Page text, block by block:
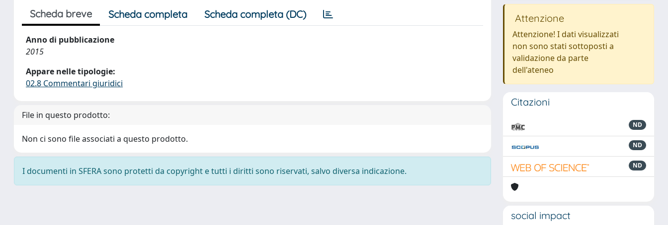
Scheda breve Scheda completa Scheda completa (DC)
Anno di pubblicazione
2015
Appare nelle tipologie:
02.8 Commentari giuridici
File in questo prodotto:
Non ci sono file associati a questo prodotto.
I documenti in SFERA sono protetti da copyright e tutti i diritti sono riservati, salvo diversa indicazione.
Attenzione
Attenzione! I dati visualizzati
non sono stati sottoposti a
validazione da parte
dell'ateneo
Citazioni
ND
ND
ND
social impact